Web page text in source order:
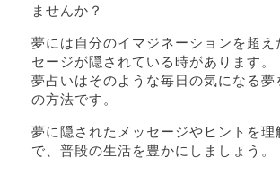
ませんか？
夢には自分のイマジネーションを超え
セージが隠されている時があります。
夢占いはそのような毎日の気になる夢
の方法です。
夢に隠されたメッセージやヒントを理
で、普段の生活を豊かにしましょう。